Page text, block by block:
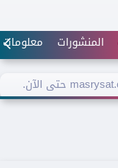
المنشورات معلومات